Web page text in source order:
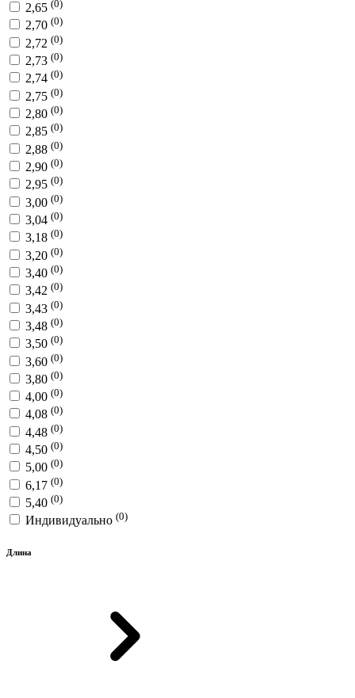
2,65 (0)
2,70 (0)
2,72 (0)
2,73 (0)
2,74 (0)
2,75 (0)
2,80 (0)
2,85 (0)
2,88 (0)
2,90 (0)
2,95 (0)
3,00 (0)
3,04 (0)
3,18 (0)
3,20 (0)
3,40 (0)
3,42 (0)
3,43 (0)
3,48 (0)
3,50 (0)
3,60 (0)
3,80 (0)
4,00 (0)
4,08 (0)
4,48 (0)
4,50 (0)
5,00 (0)
6,17 (0)
5,40 (0)
Индивидуально (0)
Длина